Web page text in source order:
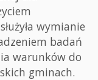
wymianie
badań
warunków do
gminach.